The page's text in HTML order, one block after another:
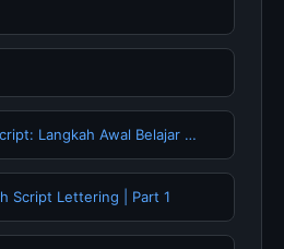
Langkah Awal Belajar …
Script Lettering | Part 1